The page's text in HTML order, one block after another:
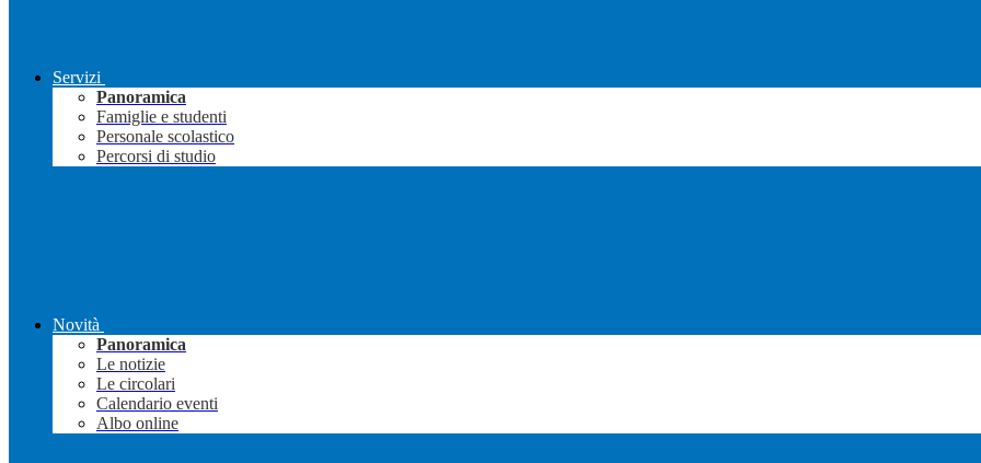
Servizi
Panoramica
Famiglie e studenti
Personale scolastico
Percorsi di studio
Novità
Panoramica
Le notizie
Le circolari
Calendario eventi
Albo online